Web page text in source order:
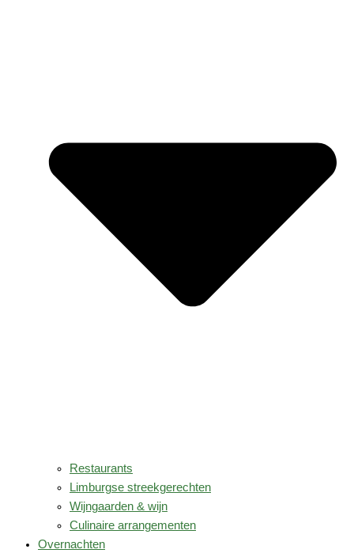
Restaurants
Limburgse streekgerechten
Wijngaarden & wijn
Culinaire arrangementen
Overnachten